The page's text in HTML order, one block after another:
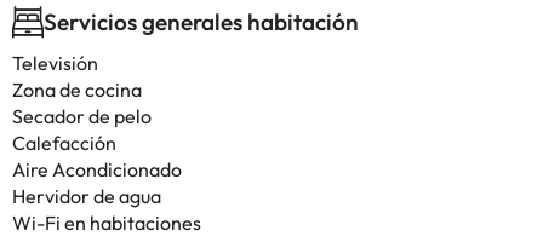
Servicios generales habitación
Televisión
Zona de cocina
Secador de pelo
Calefacción
Aire Acondicionado
Hervidor de agua
Wi-Fi en habitaciones